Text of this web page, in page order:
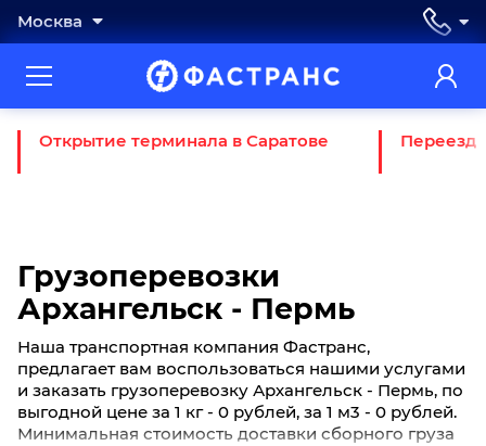
Москва
Открытие терминала в Саратове Переезд
Грузоперевозки
Архангельск - Пермь
Наша транспортная компания Фастранс,
предлагает вам воспользоваться нашими услугами
и заказать грузоперевозку Архангельск - Пермь, по
выгодной цене за 1 кг - 0 рублей, за 1 м3 - 0 рублей.
Минимальная стоимость доставки сборного груза